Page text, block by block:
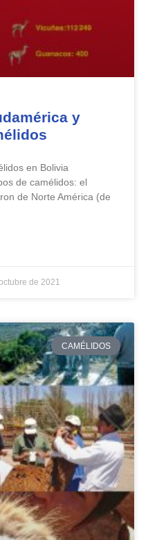
y
en Bolivia
de camélidos: el
de Norte América (de
de 2021
CAMÉLIDOS